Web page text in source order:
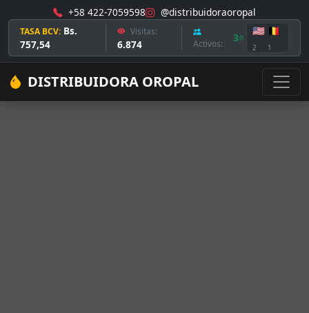
+58 422-7059598 @distribuidoraoropal
TASA BCV: Bs.
757,54
Visitas:
6.874 Activos: 3
🇺🇸
2
🇧🇪
1
DISTRIBUIDORA OROPAL